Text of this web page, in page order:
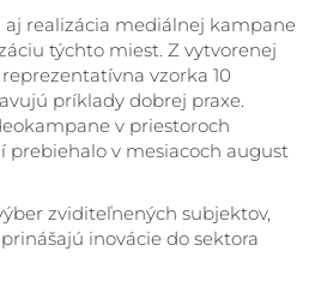
realizácia mediálnej kampane
týchto miest. Z vytvorenej
vzorka 10
príklady dobrej praxe.
v priestoroch
prebiehalo v mesiacoch august
zviditeľnených subjektov,
inovácie do sektora